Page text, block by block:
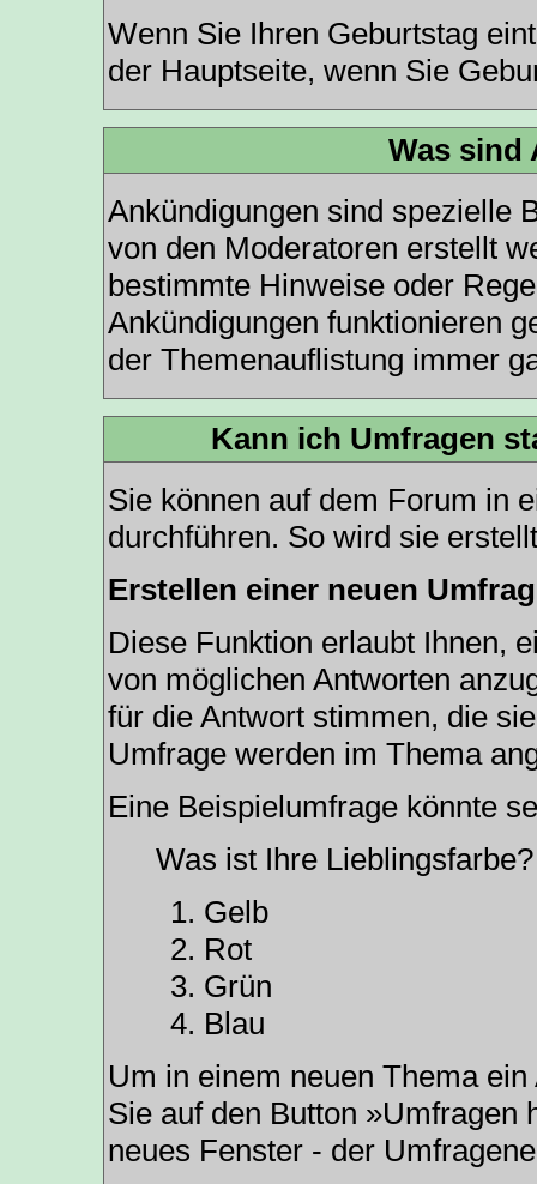
Wenn Sie Ihren Geburtstag
der Hauptseite, wenn Sie
Was sind
Ankündigungen sind spezielle
von den Moderatoren erstellt
bestimmte Hinweise oder
Ankündigungen funktionieren
der Themenauflistung immer
Kann ich Umfragen
Sie können auf dem Forum in
durchführen. So wird sie
Erstellen einer neuen
Diese Funktion erlaubt Ihnen,
von möglichen Antworten
für die Antwort stimmen, die
Umfrage werden im Thema
Eine Beispielumfrage könnte
Was ist Ihre Lieblingsfarbe?
Gelb
Rot
Grün
Blau
Um in einem neuen Thema
Sie auf den Button »Umfragen
neues Fenster - der